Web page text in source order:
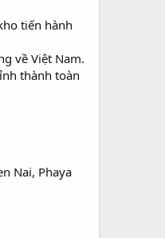
tiến hành
về Việt Nam.
thành toàn
Nai, Phaya